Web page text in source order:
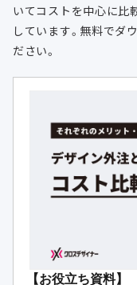
いてコストを中心に比
しています。無料でダ
ださい。
【お役立ち資料】